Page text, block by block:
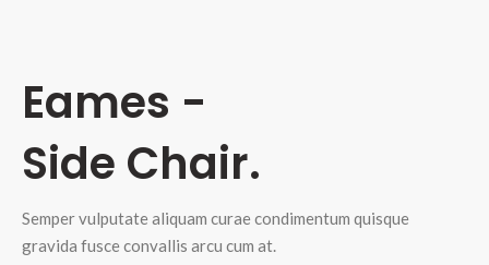
Eames -
Side Chair.
Semper vulputate aliquam curae condimentum quisque
gravida fusce convallis arcu cum at.